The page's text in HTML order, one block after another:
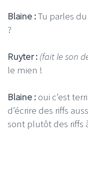
Blaine :Tu parles
?
Ruyter : (fait le son
le mien !
Blaine : oui c’est
d’écrire des riffs
sont plutôt des riffs